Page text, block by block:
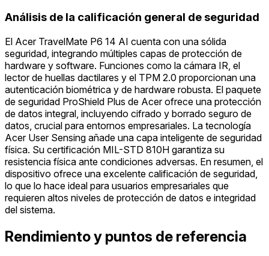
Análisis de la calificación general de seguridad
El Acer TravelMate P6 14 AI cuenta con una sólida
seguridad, integrando múltiples capas de protección de
hardware y software. Funciones como la cámara IR, el
lector de huellas dactilares y el TPM 2.0 proporcionan una
autenticación biométrica y de hardware robusta. El paquete
de seguridad ProShield Plus de Acer ofrece una protección
de datos integral, incluyendo cifrado y borrado seguro de
datos, crucial para entornos empresariales. La tecnología
Acer User Sensing añade una capa inteligente de seguridad
física. Su certificación MIL-STD 810H garantiza su
resistencia física ante condiciones adversas. En resumen, el
dispositivo ofrece una excelente calificación de seguridad,
lo que lo hace ideal para usuarios empresariales que
requieren altos niveles de protección de datos e integridad
del sistema.
Rendimiento y puntos de referencia